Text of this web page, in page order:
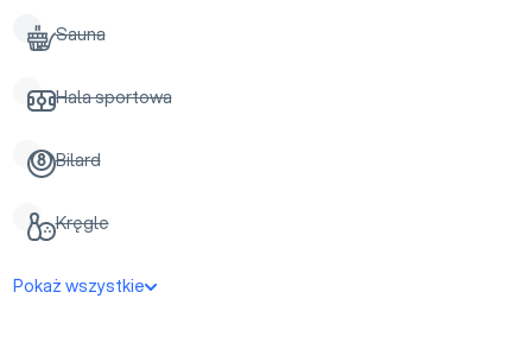
Sauna
Hala sportowa
Bilard
Kręgle
Pokaż wszystkie